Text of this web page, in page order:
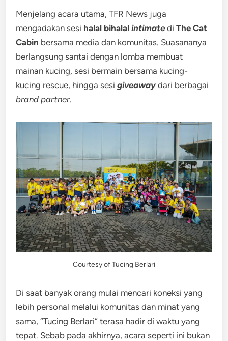
Menjelang acara utama, TFR News juga
mengadakan sesi halal bihalalintimate diThe Cat
Cabin bersama media dan komunitas. Suasananya
berlangsung santai dengan lomba membuat
mainan kucing, sesi bermain bersama kucing-
kucing rescue, hingga sesigiveawaydari berbagai
brand partner.
Courtesy of Tucing Berlari
Di saat banyak orang mulai mencari koneksi yang
lebih personal melalui komunitas dan minat yang
sama, “Tucing Berlari” terasa hadir di waktu yang
tepat. Sebab pada akhirnya, acara seperti ini bukan